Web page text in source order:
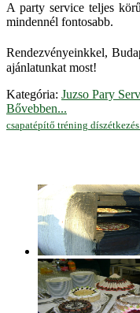
A party service teljes
mindennél fontosabb.
Rendezvényeinkkel,
ajánlatunkat most!
Kategória: Juzso Pary
Bővebben...
csapatépítő tréning díszétkezés